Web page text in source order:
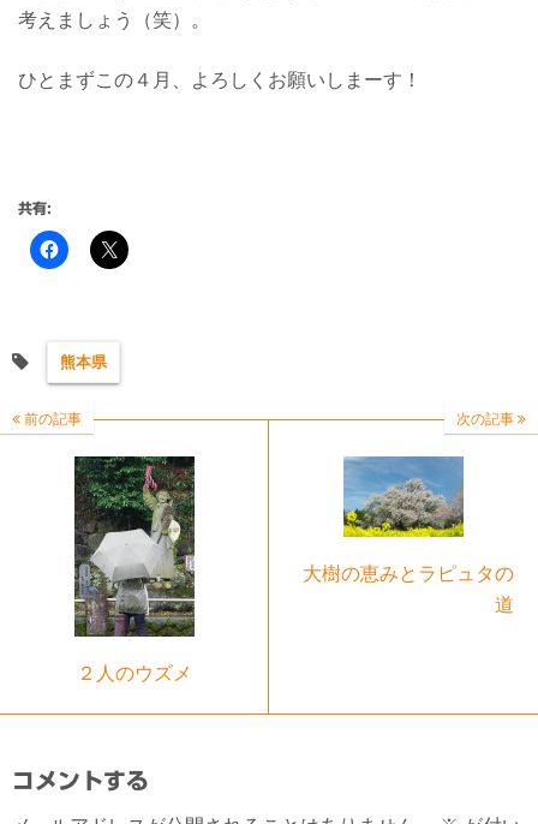
考えましょう（笑）。
ひとまずこの４月、よろしくお願いしまーす！
共有:
熊本県
前の記事
２人のウズメ
次の記事
大樹の恵みとラピュタの
道
コメントする